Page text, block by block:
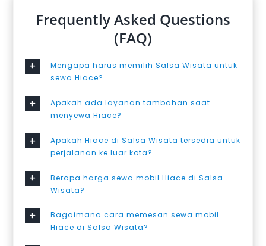
Frequently Asked Questions
(FAQ)
Mengapa harus memilih Salsa Wisata untuk
sewa Hiace?
Apakah ada layanan tambahan saat
menyewa Hiace?
Apakah Hiace di Salsa Wisata tersedia untuk
perjalanan ke luar kota?
Berapa harga sewa mobil Hiace di Salsa
Wisata?
Bagaimana cara memesan sewa mobil
Hiace di Salsa Wisata?